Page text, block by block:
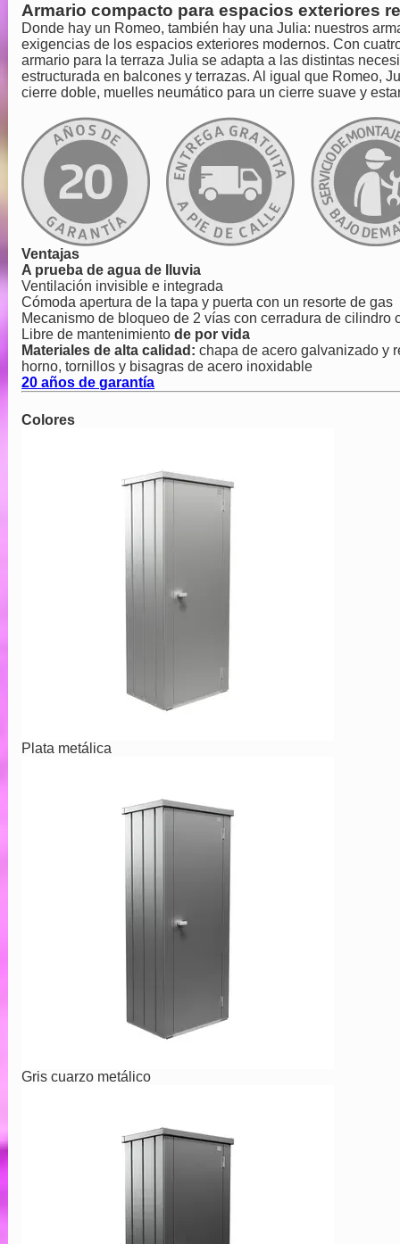
Armario compacto para espacios exteriores
Donde hay un Romeo, también hay una Julia: nuestros
exigencias de los espacios exteriores modernos. Con
armario para la terraza Julia se adapta a las distintas
estructurada en balcones y terrazas. Al igual que Romeo,
cierre doble, muelles neumático para un cierre suave y
Ventajas
A prueba de agua de lluvia
Ventilación invisible e integrada
Cómoda apertura de la tapa y puerta con un resorte de gas
Mecanismo de bloqueo de 2 vías con cerradura de cilindro
Libre de mantenimientode por vida
Materiales de alta calidad: chapa de acero galvanizado y
horno, tornillos y bisagras de acero inoxidable
20 años de garantía
Colores
Plata metálica
Gris cuarzo metálico